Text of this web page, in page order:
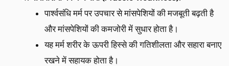
पार्श्वसंधि मर्म पर उपचार से मांसपेशियों की मजबूती बढ़ती है
और मांसपेशियों की कमजोरी में सुधार होता है।
यह मर्म शरीर के ऊपरी हिस्से की गतिशीलता और सहारा बनाए
रखने में सहायक होता है।